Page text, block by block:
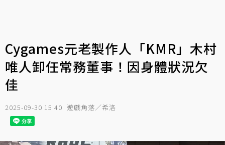
Cygames元老製作人「KMR」木村
唯人卸任常務董事！因身體狀況欠
佳
2025-09-30 15:40 遊戲角落／希洛